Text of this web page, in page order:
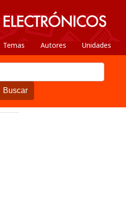
Temas Autores Unidades
Buscar